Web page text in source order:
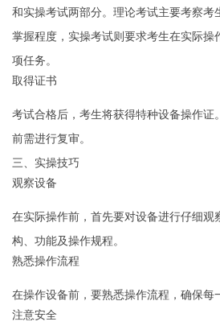
和实操考试两部分。理论考试主要考察考
掌握程度，实操考试则要求考生在实际操
项任务。
取得证书
考试合格后，考生将获得特种设备操作证
前需进行复审。
三、实操技巧
观察设备
在实际操作前，首先要对设备进行仔细观
构、功能及操作规程。
熟悉操作流程
在操作设备前，要熟悉操作流程，确保每
注意安全